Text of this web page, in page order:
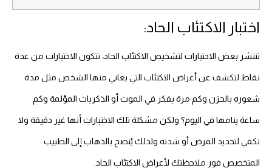
اختبار الاكتئاب الحاد:
تنتشر بعض الاختبارات لتشخيص الاكتئاب الحاد، تتكون الاختبارات من عدة
نقاط لتكشف عن أعراض الاكتئاب التي يعاني منها الشخص مثل مدة
شعوره بالحزن وكم مرة يفكر في الموت أو الذكريات المؤلمة وكم
ساعة ينامها في اليوم؟ ولكن مشكلة تلك الاختبارات أنها غير دقيقة ولا
تكفي لتحديد المرض أو شدته ولذلك يُنصح بالذهاب إلى الطبيب
المتخصص فور ملاحظتك لأعراض الاكتئاب الحاد.